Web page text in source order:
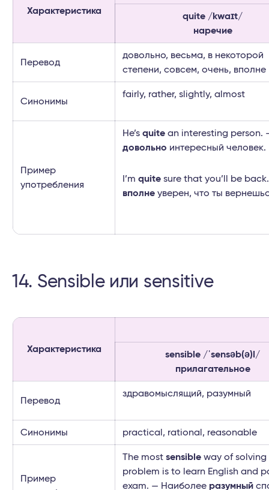
Характеристика
quite /kwaɪt/
наречие
Перевод
довольно, весьма, в некоторой
степени, совсем, очень, вполне
Синонимы
fairly, rather, slightly, almost
Пример
употребления
He’s quite an interesting person.
довольно интересный человек.
I’m quite sure that you’ll be
вполне уверен, что ты
14. Sensible или sensitive
Характеристика
sensible /ˈsensəb(ə)l/
прилагательное
Перевод
здравомыслящий, разумный
Синонимы practical, rational, reasonable
Пример
The most sensible way of solving
problem is to learn English and
exam. — Наиболее разумный